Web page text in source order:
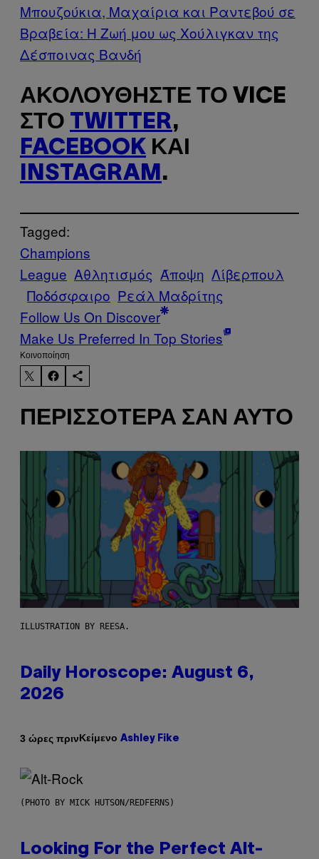
Μπουζούκια, Μαχαίρια και Ραντεβού σε
Βραβεία: Η Ζωή μου ως Χούλιγκαν της
Δέσποινας Βανδή
ΑΚΟΛΟΥΘΉΣΤΕ ΤΟ VICE
ΣΤΟ TWITTER,
FACEBOOK ΚΑΙ
INSTAGRAM .
Tagged:
Champions
League Αθλητισμός Άποψη Λίβερπουλ
Ποδόσφαιρο Ρεάλ Μαδρίτης
Follow Us On Discover
Make Us Preferred In Top Stories
Kοινοποίηση
ΠΕΡΙΣΣΌΤΕΡΑ ΣΑΝ ΑΥΤΌ
ILLUSTRATION BY REESA.
Daily Horoscope: August 6,
2026
3 ώρες πρινΚείμενο Ashley Fike
(PHOTO BY MICK HUTSON/REDFERNS)
Looking For the Perfect Alt-